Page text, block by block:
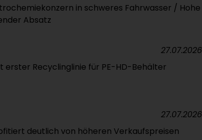
in schweres Fahrwasser / Hohe
Absatz
Recyclinglinie für PE-HD-Behälter
27.07.2026
deutlich von höheren Verkaufspreisen
27.07.2026